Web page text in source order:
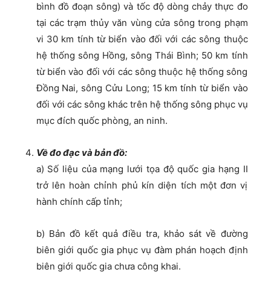
bình đồ đoạn sông) và tốc độ dòng chảy thực đo
tại các trạm thủy văn vùng cửa sông trong phạm
vi 30 km tính từ biển vào đối với các sông thuộc
hệ thống sông Hồng, sông Thái Bình; 50 km tính
từ biển vào đối với các sông thuộc hệ thống sông
Đồng Nai, sông Cửu Long; 15 km tính từ biển vào
đối với các sông khác trên hệ thống sông phục vụ
mục đích quốc phòng, an ninh.
Về đo đạc và bản đồ:
a) Số liệu của mạng lưới tọa độ quốc gia hạng II
trở lên hoàn chỉnh phủ kín diện tích một đơn vị
hành chính cấp tỉnh;
b) Bản đồ kết quả điều tra, khảo sát về đường
biên giới quốc gia phục vụ đàm phán hoạch định
biên giới quốc gia chưa công khai.